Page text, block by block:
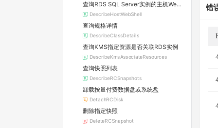
查询RDS SQL Server实例的主机WebShell登录信息
DescribeHostWebShell
查询规格详情
DescribeClassDetails
查询KMS指定资源是否关联RDS实例
DescribeKmsAssociateResources
查询快照列表
DescribeRCSnapshots
卸载按量付费数据盘或系统盘
DetachRCDisk
删除指定快照
DeleteRCSnapshot
错